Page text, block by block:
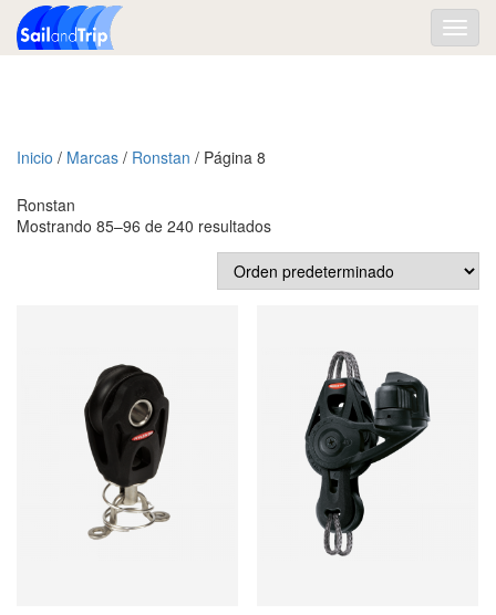
Inicio / Marcas / Ronstan / Página 8
Ronstan
Mostrando 85–96 de 240 resultados